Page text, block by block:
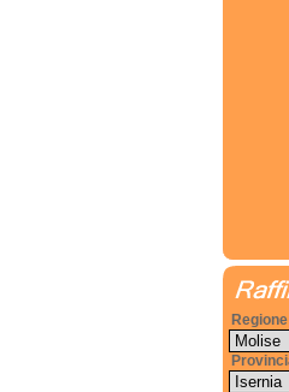
Regione